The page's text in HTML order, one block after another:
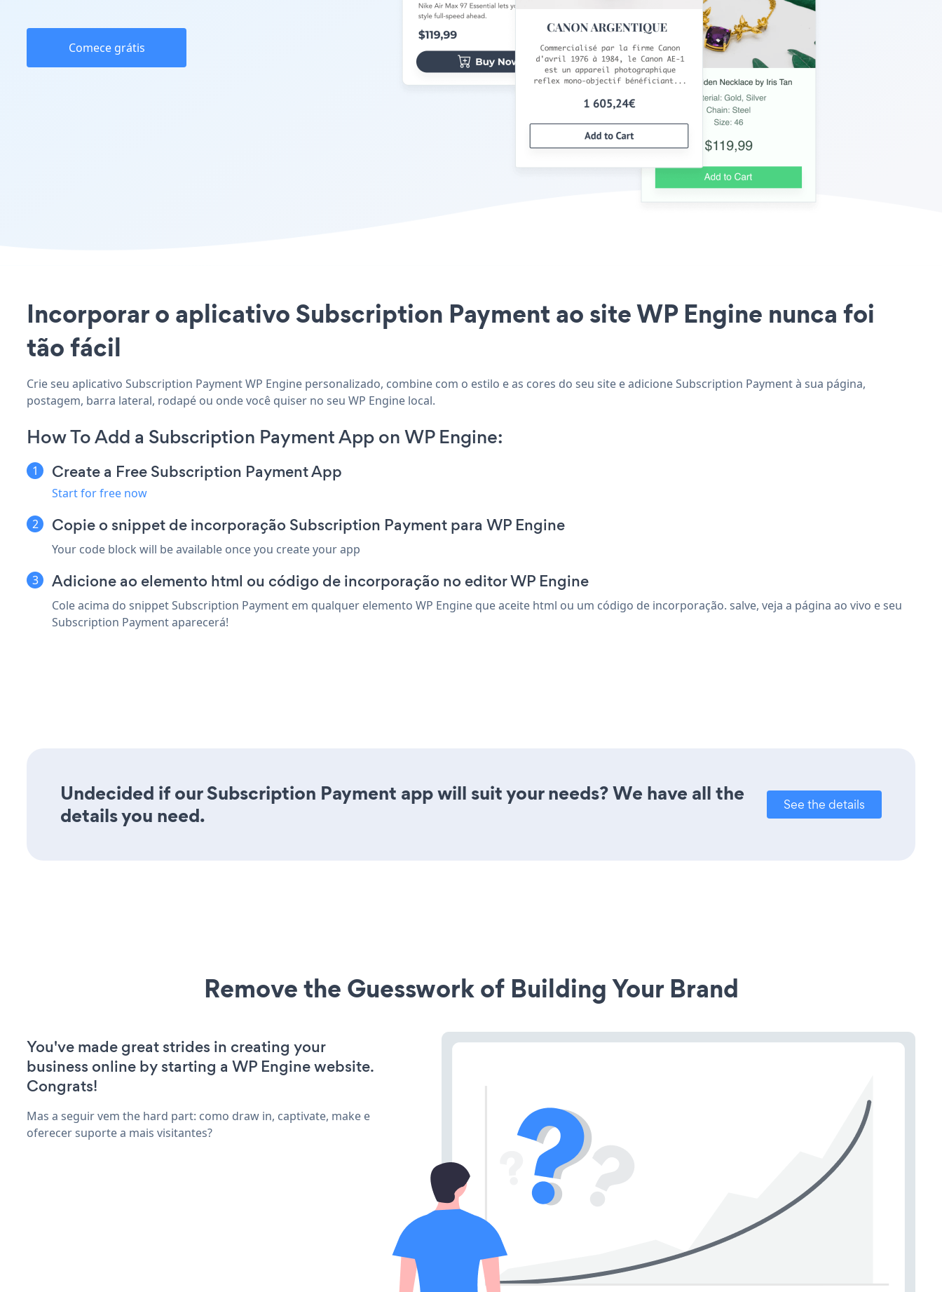
Comece grátis
Incorporar o aplicativo Subscription Payment ao site WP Engine nunca foi
tão fácil
Crie seu aplicativo Subscription Payment WP Engine personalizado, combine com o estilo e as cores do seu site e adicione Subscription Payment à sua página,
postagem, barra lateral, rodapé ou onde você quiser no seu WP Engine local.
How To Add a Subscription Payment App on WP Engine:
Create a Free Subscription Payment App
Start for free now
Copie o snippet de incorporação Subscription Payment para WP Engine
Your code block will be available once you create your app
Adicione ao elemento html ou código de incorporação no editor WP Engine
Cole acima do snippet Subscription Payment em qualquer elemento WP Engine que aceite html ou um código de incorporação. salve, veja a página ao vivo e seu
Subscription Payment aparecerá!
Undecided if our Subscription Payment app will suit your needs? We have all the
details you need.
See the details
Remove the Guesswork of Building Your Brand
You've made great strides in creating your
business online by starting a WP Engine website.
Congrats!
Mas a seguir vem the hard part: como draw in, captivate, make e
oferecer suporte a mais visitantes?